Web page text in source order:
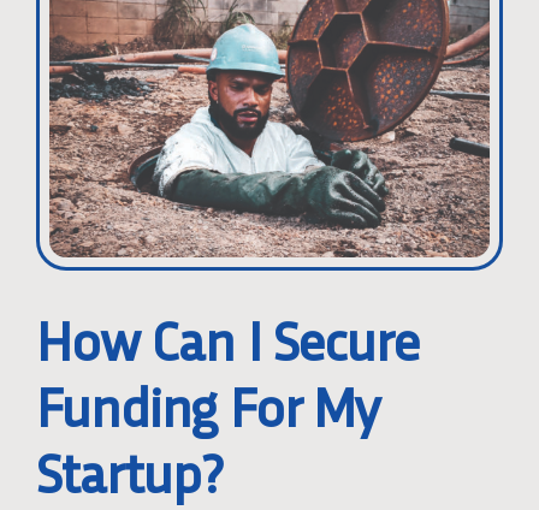
Image
How Can I Secure
Funding For My
Startup?